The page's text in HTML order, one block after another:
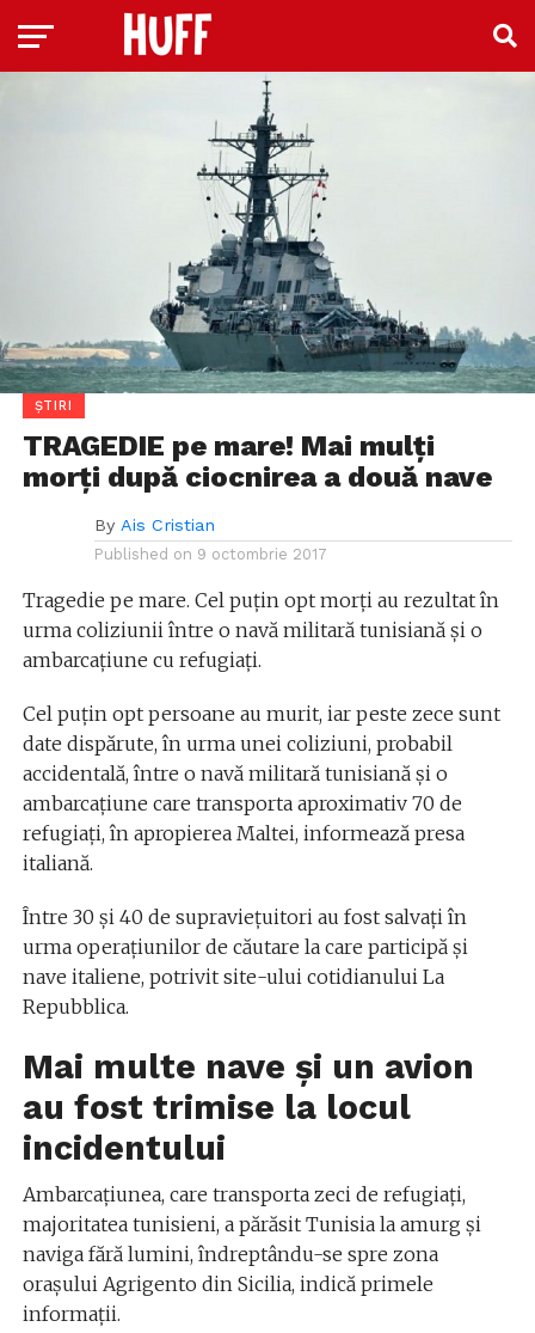
ȘTIRI
TRAGEDIE pe mare! Mai mulți
morți după ciocnirea a două nave
By Ais Cristian
Published on 9 octombrie 2017
Tragedie pe mare. Cel puţin opt morţi au rezultat în
urma coliziunii între o navă militară tunisiană şi o
ambarcaţiune cu refugiaţi.
Cel puţin opt persoane au murit, iar peste zece sunt
date dispărute, în urma unei coliziuni, probabil
accidentală, între o navă militară tunisiană şi o
ambarcaţiune care transporta aproximativ 70 de
refugiaţi, în apropierea Maltei, informează presa
italiană.
Între 30 şi 40 de supravieţuitori au fost salvaţi în
urma operaţiunilor de căutare la care participă şi
nave italiene, potrivit site-ului cotidianului La
Repubblica.
Mai multe nave și un avion
au fost trimise la locul
incidentului
Ambarcaţiunea, care transporta zeci de refugiaţi,
majoritatea tunisieni, a părăsit Tunisia la amurg şi
naviga fără lumini, îndreptându-se spre zona
oraşului Agrigento din Sicilia, indică primele
informaţii.